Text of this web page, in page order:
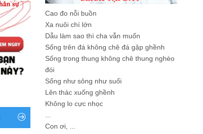
Cao đo nỗi buồn
Xa nuôi chí lớn
Dẫu làm sao thì cha vẫn muốn
Sống trên đá không chê đá gập ghềnh
Sống trong thung không chê thung nghèo
đói
Sống như sông như suối
Lên thác xuống ghềnh
Không lo cực nhọc
Con ơi, ...